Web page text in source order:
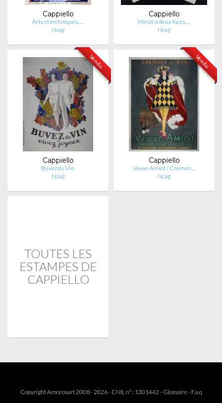
Cappiello
Arts et techniques, …
Ncag
Cappiello
Miroir à deux faces,…
Ncag
Vendu
Cappiello
Buvez du Vin.
Ncag
Vendu
Cappiello
Veuve Amiot / Créman…
Ncag
TOUTES LES
ESTAMPES DE
CAPPIELLO
Copyright Amorosart 2008 - 2026 - CNIL n° : 1301442 - Glossaire- F.a.q